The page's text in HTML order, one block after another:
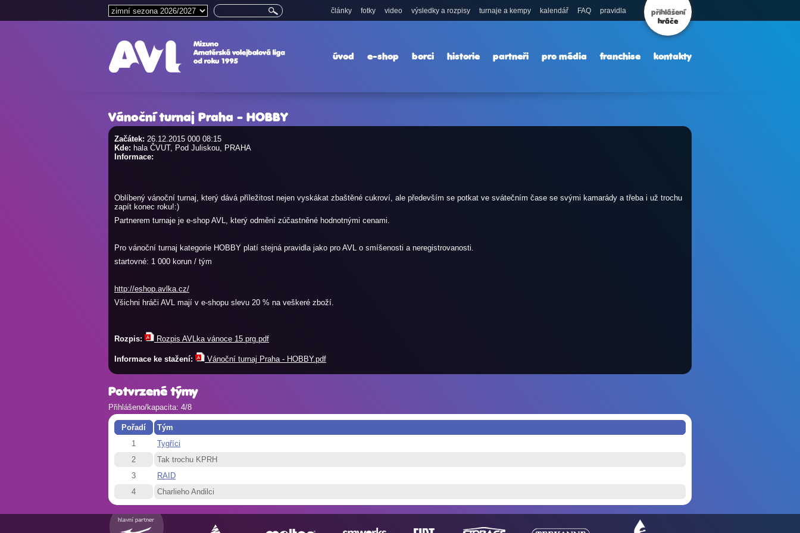
přihlášení
hráče
pravidla
FAQ
kalendář
turnaje a kempy
výsledky a rozpisy
video
fotky
články
kontakty
franchise
pro média
partneři
historie
borci
e-shop
úvod
Vánoční turnaj Praha - HOBBY
Začátek: 26.12.2015 000 08:15
Kde: hala ČVUT, Pod Juliskou, PRAHA
Informace:
Oblíbený vánoční turnaj, který dává příležitost nejen vyskákat zbaštěné cukroví, ale především se potkat ve svátečním čase se svými kamarády a třeba i už trochu
zapít konec roku!:)
Partnerem turnaje je e-shop AVL, který odmění zúčastněné hodnotnými cenami.
Pro vánoční turnaj kategorie HOBBY platí stejná pravidla jako pro AVL o smíšenosti a neregistrovanosti.
startovné: 1 000 korun / tým
http://eshop.avlka.cz/
Všichni hráči AVL mají v e-shopu slevu 20 % na veškeré zboží.
Rozpis: Rozpis AVLka vánoce 15 prg.pdf
Informace ke stažení: Vánoční turnaj Praha - HOBBY.pdf
Potvrzené týmy
Přihlášeno/kapacita: 4/8
Pořadí
Tým
1
Tygříci
2
Tak trochu KPRH
3
RAID
4
Charlieho Andilci